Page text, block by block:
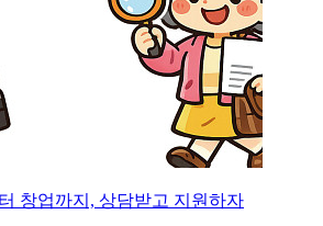
창업까지, 상담받고 지원하자